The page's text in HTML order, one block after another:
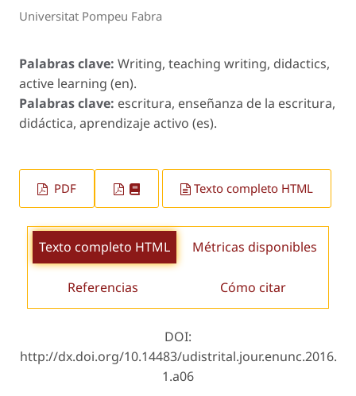
Universitat Pompeu Fabra
Palabras clave: Writing, teaching writing, didactics,
active learning (en).
Palabras clave: escritura, enseñanza de la escritura,
didáctica, aprendizaje activo (es).
PDF Texto completo HTML
Texto completo HTML Métricas disponibles
Referencias Cómo citar
DOI:
http://dx.doi.org/10.14483/udistrital.jour.enunc.2016.
1.a06